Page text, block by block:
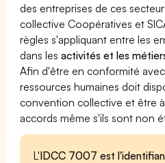
des entreprises de ces
collective Coopératives et
règles s'appliquant entre les
dans lesactivités et les
Afin d'être en conformité
ressources humaines doit
convention collective et être
accords même s'ils sont non
L'IDCC 7007 est